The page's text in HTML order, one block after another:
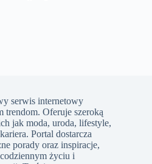
serwis internetowy
trendom. Oferuje szeroką
jak moda, uroda, lifestyle,
Portal dostarcza
porady oraz inspiracje,
życiu i